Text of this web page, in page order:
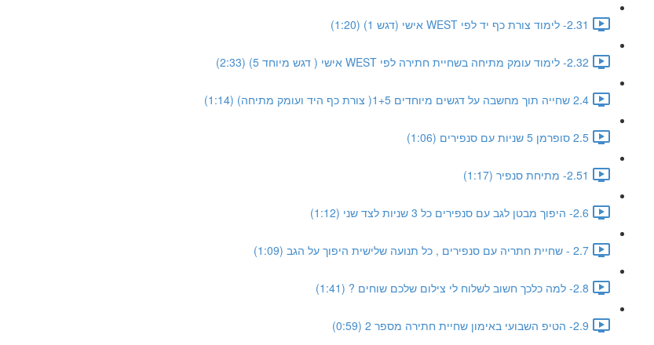
2.31- לימוד צורת כף יד לפי WEST אישי (דגש 1) (1:20)
2.32- לימוד עומק מתיחה בשחיית חתירה לפי WEST אישי ( דגש מיוחד 5) (2:33)
2.4 שחייה תוך מחשבה על דגשים מיוחדים 1+5( צורת כף היד ועומק מתיחה) (1:14)
2.5 סופרמן 5 שניות עם סנפירים (1:06)
2.51- מתיחת סנפיר (1:17)
2.6- היפוך מבטן לגב עם סנפירים כל 3 שניות לצד שני (1:12)
2.7 - שחיית חתריה עם סנפירים , כל תנועה שלישית היפוך על הגב (1:09)
2.8- למה כלכך חשוב לשלוח לי צילום שלכם שוחים ? (1:41)
2.9- הטיפ השבועי באימון שחיית חתירה מספר 2 (0:59)